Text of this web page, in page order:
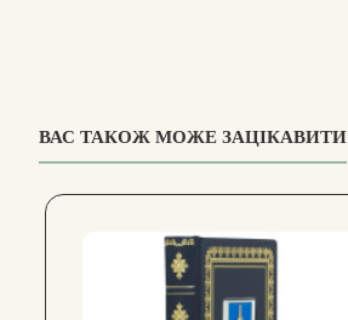
ВАС ТАКОЖ МОЖЕ ЗАЦІКАВИТИ